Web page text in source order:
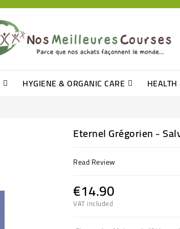
HYGIENE & ORGANIC CARE
Eternel Grégorien -
Read Review
€14.90
VAT included